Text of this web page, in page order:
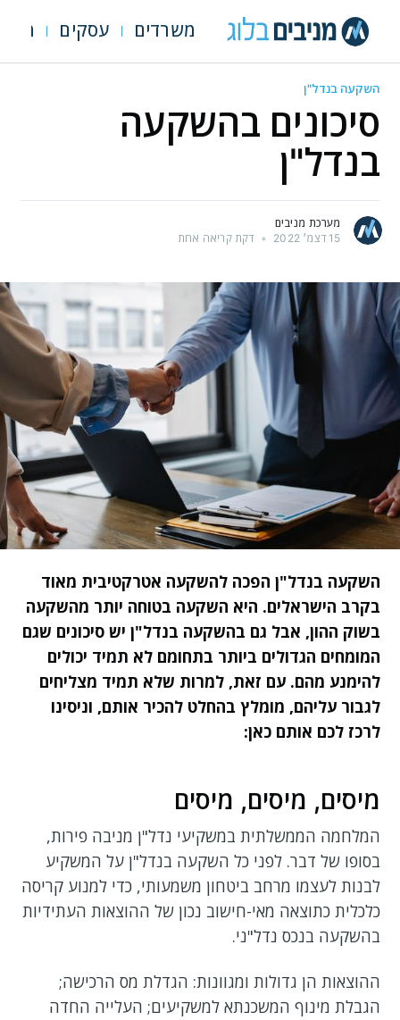
משרדים עסקים
השקעה בנדל"ן
סיכונים בהשקעה
בנדל"ן
מערכת מניבים
15 דצמ׳ 2022
• דקת קריאה אחת
השקעה בנדל"ן הפכה להשקעה אטרקטיבית מאוד
בקרב הישראלים. היא השקעה בטוחה יותר מהשקעה
בשוק ההון, אבל גם בהשקעה בנדל"ן יש סיכונים שגם
המומחים הגדולים ביותר בתחומם לא תמיד יכולים
להימנע מהם. עם זאת, למרות שלא תמיד מצליחים
לגבור עליהם, מומלץ בהחלט להכיר אותם, וניסינו
לרכז לכם אותם כאן:
מיסים, מיסים, מיסים
המלחמה הממשלתית במשקיעי נדל"ן מניבה פירות,
בסופו של דבר. לפני כל השקעה בנדל"ן על המשקיע
לבנות לעצמו מרחב ביטחון משמעותי, כדי למנוע קריסה
כלכלית כתוצאה מאי-חישוב נכון של ההוצאות העתידיות
בהשקעה בנכס נדל"ני.
ההוצאות הן גדולות ומגוונות: הגדלת מס הרכישה;
הגבלת מינוף המשכנתא למשקיעים; העלייה החדה